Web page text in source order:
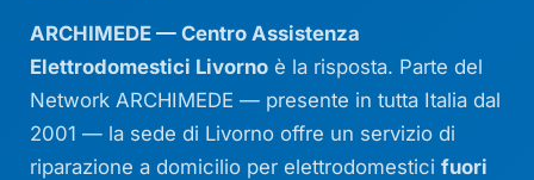
ARCHIMEDE — Centro Assistenza
Elettrodomestici Livorno è la risposta. Parte del
Network ARCHIMEDE — presente in tutta Italia dal
2001 — la sede di Livorno offre un servizio di
riparazione a domicilio per elettrodomesticifuori